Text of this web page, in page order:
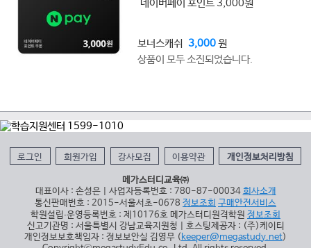
네이버페이 포인트 3,000원
보너스캐쉬 3,000원
상품이 모두 소진되었습니다.
로그인 회원가입 강사모집 이용약관 개인정보처리방침
메가스터디교육㈜
대표이사 : 손성은 | 사업자등록번호 : 780-87-00034 회사소개
통신판매번호 : 2015-서울서초-0678 정보조회 구매안전서비스
학원설립∙운영등록번호 : 제10176호 메가스터디원격학원 정보조회
신고기관명 : 서울특별시 강남교육지원청 | 호스팅제공자 : (주)케이티
개인정보보호책임자 : 정보보안실 김영무 ( keeper@megastudy.net)